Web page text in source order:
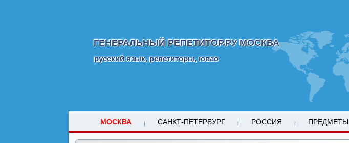
ГЕНЕРАЛЬНЫЙ РЕПЕТИТОР.РУ МОСКВА
русский язык, репетиторы, ювао
МОСКВА САНКТ-ПЕТЕРБУРГ РОССИЯ ПРЕДМЕТЫ